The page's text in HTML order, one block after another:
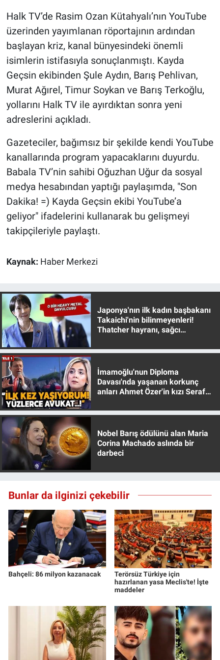
Halk TV’de Rasim Ozan Kütahyalı’nın YouTube
üzerinden yayımlanan röportajının ardından
başlayan kriz, kanal bünyesindeki önemli
isimlerin istifasıyla sonuçlanmıştı. Kayda
Geçsin ekibinden Şule Aydın, Barış Pehlivan,
Murat Ağırel, Timur Soykan ve Barış Terkoğlu,
yollarını Halk TV ile ayırdıktan sonra yeni
adreslerini açıkladı.
Gazeteciler, bağımsız bir şekilde kendi YouTube
kanallarında program yapacaklarını duyurdu.
Babala TV’nin sahibi Oğuzhan Uğur da sosyal
medya hesabından yaptığı paylaşımda, "Son
Dakika! =) Kayda Geçsin ekibi YouTube’a
geliyor" ifadelerini kullanarak bu gelişmeyi
takipçileriyle paylaştı.
Kaynak: Haber Merkezi
Japonya'nın ilk kadın başbakanı
Takaichi'nin bilinmeyenleri!
Thatcher hayranı, sağcı
İmamoğlu'nun Diploma
Davası'nda yaşanan korkunç
anları Ahmet Özer'in kızı Seraf
Nobel Barış ödülünü alan Maria
Corina Machado aslında bir
darbeci
Bunlar da ilginizi çekebilir
Bahçeli: 86 milyon kazanacak
Terörsüz Türkiye için
hazırlanan yasa Meclis'te! İşte
maddeler
Gündem Özel
Günün görüntüsü
Haber
İlan
Kimdir
Koronavirüs
Kültür Sanat
Ne demişti
Sağlık
Spor
Teknoloji
Türkiye'nin Geleceği
Türkiye'nin Gündemi
Yerel Gündem
Yerel Yaşam
Canlı Yayın